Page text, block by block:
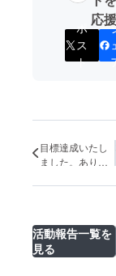
応
ポ
ス
ト
目標達成いたし
ました。ありが
す。
活動報告一覧を
見る